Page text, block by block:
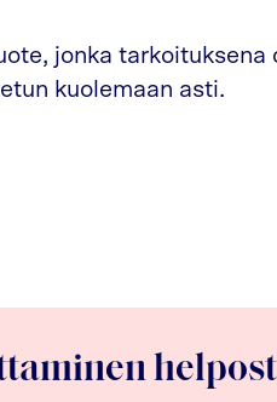
jonka tarkoituksena
kuolemaan asti.